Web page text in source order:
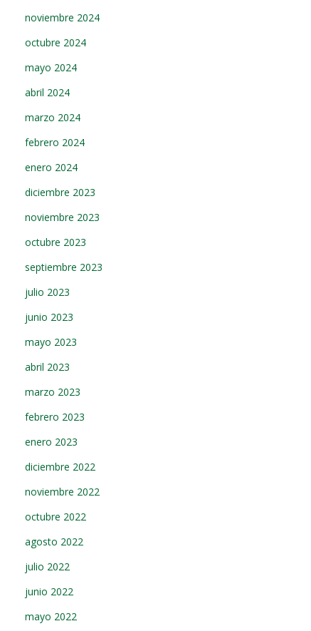
noviembre 2024
octubre 2024
mayo 2024
abril 2024
marzo 2024
febrero 2024
enero 2024
diciembre 2023
noviembre 2023
octubre 2023
septiembre 2023
julio 2023
junio 2023
mayo 2023
abril 2023
marzo 2023
febrero 2023
enero 2023
diciembre 2022
noviembre 2022
octubre 2022
agosto 2022
julio 2022
junio 2022
mayo 2022